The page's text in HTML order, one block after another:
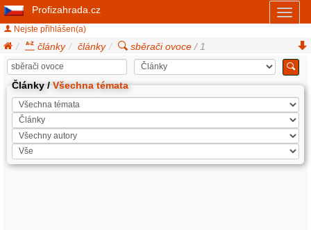
Profizahrada.cz
Nejste přihlášen(a)
články články sběrači ovoce / 1
Články /Všechna témata